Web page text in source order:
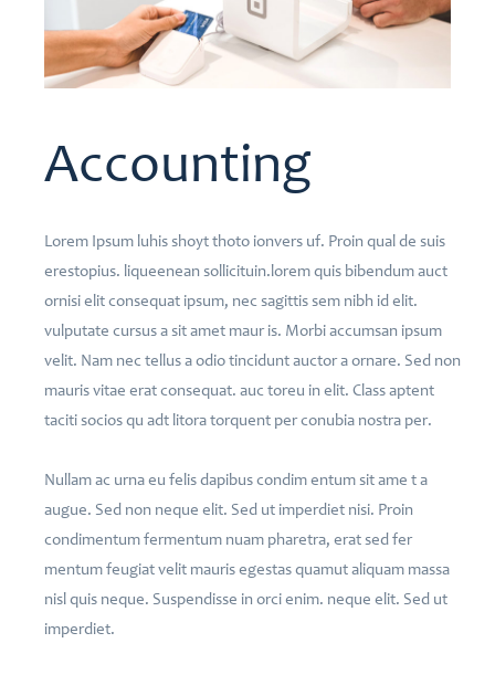
Accounting
Lorem Ipsum luhis shoyt thoto ionvers uf. Proin qual de suis
erestopius. liqueenean sollicituin.lorem quis bibendum auct
ornisi elit consequat ipsum, nec sagittis sem nibh id elit.
vulputate cursus a sit amet maur is. Morbi accumsan ipsum
velit. Nam nec tellus a odio tincidunt auctor a ornare. Sed non
mauris vitae erat consequat. auc toreu in elit. Class aptent
taciti socios qu adt litora torquent per conubia nostra per.
Nullam ac urna eu felis dapibus condim entum sit ame t a
augue. Sed non neque elit. Sed ut imperdiet nisi. Proin
condimentum fermentum nuam pharetra, erat sed fer
mentum feugiat velit mauris egestas quamut aliquam massa
nisl quis neque. Suspendisse in orci enim. neque elit. Sed ut
imperdiet.